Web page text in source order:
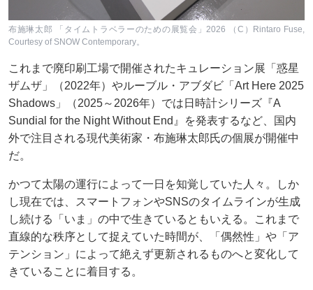
布施琳太郎 「タイムトラベラーのための展覧会」2026 （C）Rintaro Fuse,
Courtesy of SNOW Contemporary。
これまで廃印刷工場で開催されたキュレーション展「惑星
ザムザ」（2022年）やルーブル・アブダビ「Art Here 2025
Shadows」（2025～2026年）では日時計シリーズ『A
Sundial for the Night Without End』を発表するなど、国内
外で注目される現代美術家・布施琳太郎氏の個展が開催中
だ。
かつて太陽の運行によって一日を知覚していた人々。しか
し現在では、スマートフォンやSNSのタイムラインが生成
し続ける「いま」の中で生きているともいえる。これまで
直線的な秩序として捉えていた時間が、「偶然性」や「ア
テンション」によって絶えず更新されるものへと変化して
きていることに着目する。